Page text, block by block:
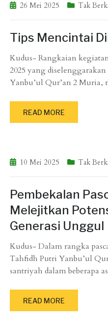
26 Mei 2025 Tak
Tips Mencintai
Kudus- Rangkaian
2025 yang
Yanbu’ul Qur’an 2 Muria,
READ MORE
10 Mei 2025 Tak
Pembekalan
Melejitkan
Generasi Unggul
Kudus- Dalam rangka
Tahfidh Putri Yanbu’ul
santriyah dalam beberapa
READ MORE